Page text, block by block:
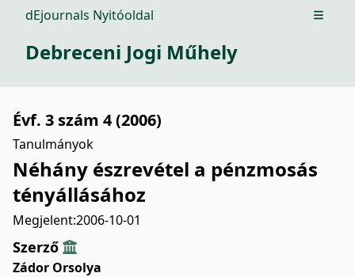
dEjournals Nyitóoldal Open
Debreceni Jogi Műhely
Évf. 3 szám 4 (2006)
Tanulmányok
Néhány észrevétel a pénzmosás
tényállásához
Megjelent:2006-10-01
Szerző
Zádor Orsolya